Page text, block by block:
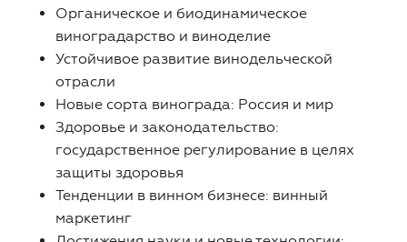
Органическое и биодинамическое
виноградарство и виноделие
Устойчивое развитие винодельческой
отрасли
Новые сорта винограда: Россия и мир
Здоровье и законодательство:
государственное регулирование в целях
защиты здоровья
Тенденции в винном бизнесе: винный
маркетинг